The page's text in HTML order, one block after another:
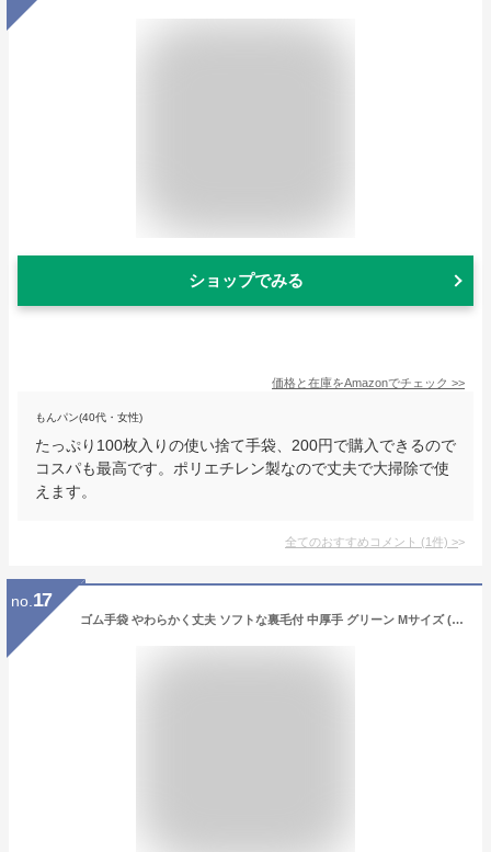
ショップでみる
価格と在庫をAmazonでチェック >>
もんパン(40代・女性)
たっぷり100枚入りの使い捨て手袋、200円で購入できるので
コスパも最高です。ポリエチレン製なので丈夫で大掃除で使
えます。
全てのおすすめコメント (1件) >
no. 17
ゴム手袋 やわらかく丈夫 ソフトな裏毛付 中厚手 グリーン Mサイズ (100円ショップ 100円均一 100均一 100均)